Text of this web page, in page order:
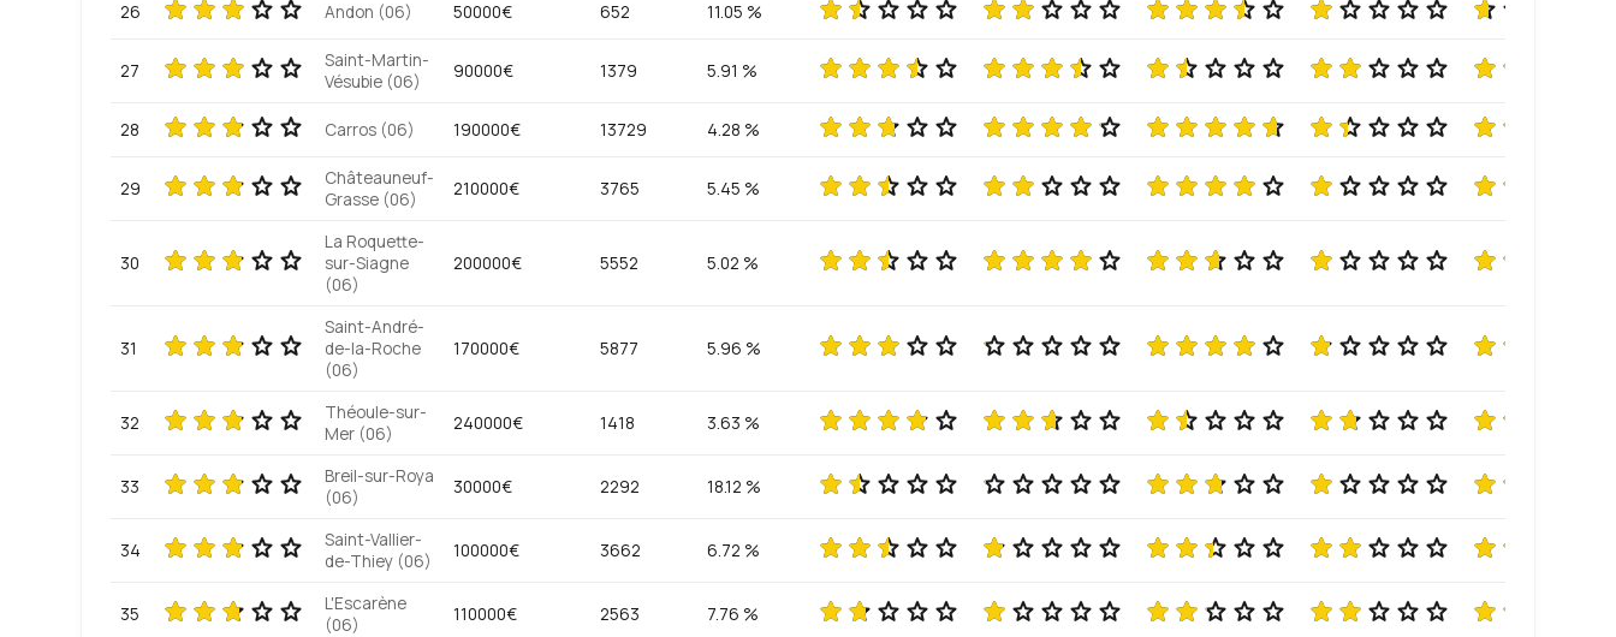
26 Andon (06) 50000€ 652 11.05 %
27
Saint-Martin-
Vésubie (06)
90000€ 1379 5.91 %
28 Carros (06) 190000€ 13729 4.28 %
29
Châteauneuf-
Grasse (06)
210000€ 3765 5.45 %
30
La Roquette-
sur-Siagne
(06)
200000€ 5552 5.02 %
31
Saint-André-
de-la-Roche
(06)
170000€ 5877 5.96 %
32
Théoule-sur-
Mer (06)
240000€ 1418 3.63 %
33
Breil-sur-Roya
(06)
30000€ 2292 18.12 %
34
Saint-Vallier-
de-Thiey (06)
100000€ 3662 6.72 %
35
L'Escarène
(06)
110000€ 2563 7.76 %